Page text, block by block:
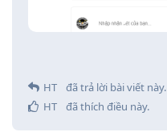
HT
đã trả lời bài viết này.
HT
đã thích điều này.